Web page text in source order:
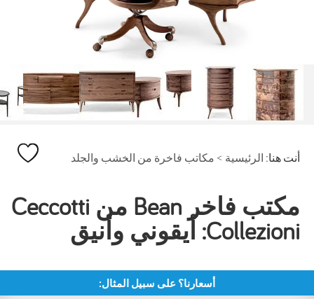
أنت هنا: الرئيسية > مكاتب فاخرة من الخشب والجلد
مكتب فاخر Bean من Ceccotti
Collezioni: أيقوني وأنيق
أسعارنا؟ على سبيل المثال: